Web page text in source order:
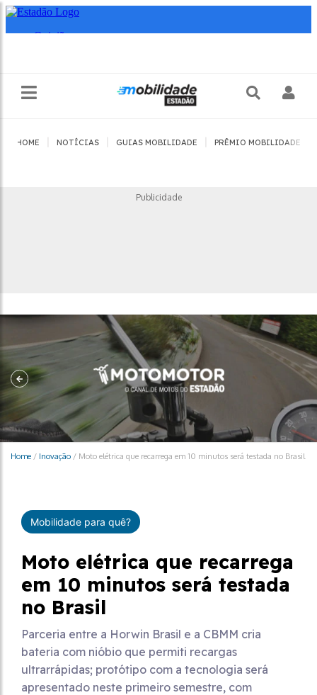
HOME NOTÍCIAS GUIAS MOBILIDADE PRÊMIO MOBILIDADE
Publicidade
Home / Inovação / Moto elétrica que recarrega em 10 minutos será testada no Brasil
Mobilidade para quê?
Moto elétrica que recarrega
em 10 minutos será testada
no Brasil
Parceria entre a Horwin Brasil e a CBMM cria
bateria com nióbio que permiti recargas
ultrarrápidas; protótipo com a tecnologia será
apresentado neste primeiro semestre, com